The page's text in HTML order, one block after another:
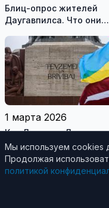
Блиц-опрос жителей
Даугавпилса. Что они
(видео)
1 марта 2026
Как Латвия и Литва
принимают украинцев-
военных беженцев:
и факты
Мы используем cookies
Продолжая
политикой